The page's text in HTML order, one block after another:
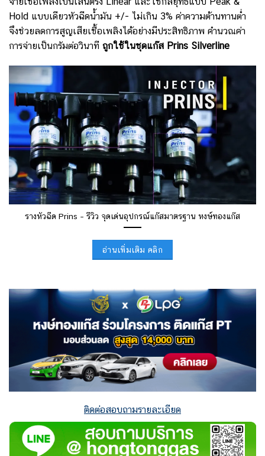
Hold แบบเดียวหัวฉีดน้ำมัน +/- ไม่เกิน 3% ค่าความต้านทานต่ำ
จึงช่วยลดการสูญเสียเชื้อเพลิงได้อย่างมีประสิทธิภาพ คำนวณค่า
การจ่ายเป็นกรัมต่อวินาที ถูกใช้ในชุดแก๊ส Prins Silverline
รางหัวฉีด Prins – รีวิว จุดเด่นอุปกรณ์แก๊สมาตรฐาน หงษ์ทองแก๊ส
อ่านเพิ่มเติม คลิก
ติดต่อสอบถามรายละเอียด